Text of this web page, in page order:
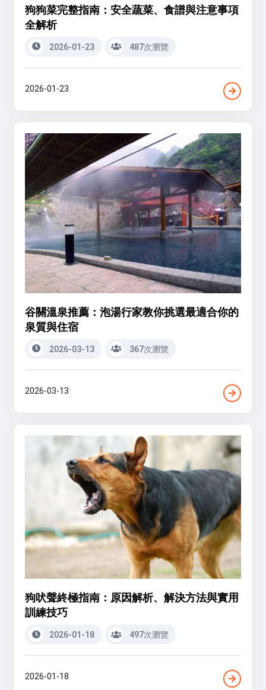
狗狗菜完整指南：安全蔬菜、食譜與注意事項
全解析
2026-01-23 487次瀏覽
2026-01-23
谷關溫泉推薦：泡湯行家教你挑選最適合你的
泉質與住宿
2026-03-13 367次瀏覽
2026-03-13
狗吠聲終極指南：原因解析、解決方法與實用
訓練技巧
2026-01-18 497次瀏覽
2026-01-18